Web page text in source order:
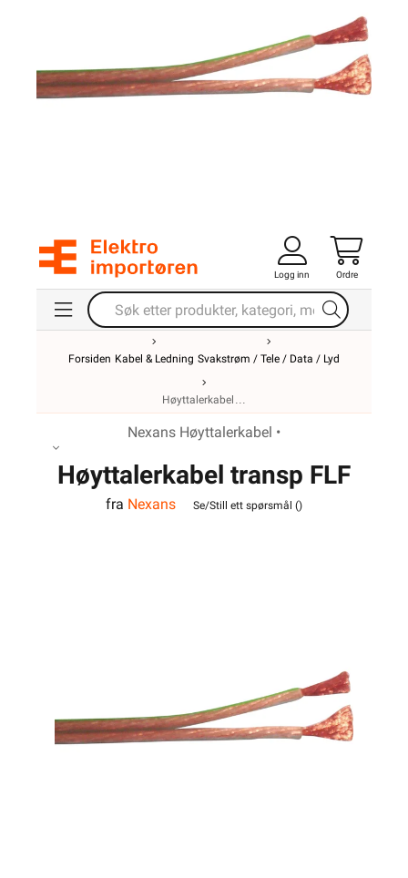
Logg inn Ordre
Forsiden Kabel & Ledning Svakstrøm / Tele / Data / Lyd
Høyttalerkabel
Nexans Høyttalerkabel •
Høyttalerkabel transp FLF
2x2,5
fra Nexans Se/Still ett spørsmål ()